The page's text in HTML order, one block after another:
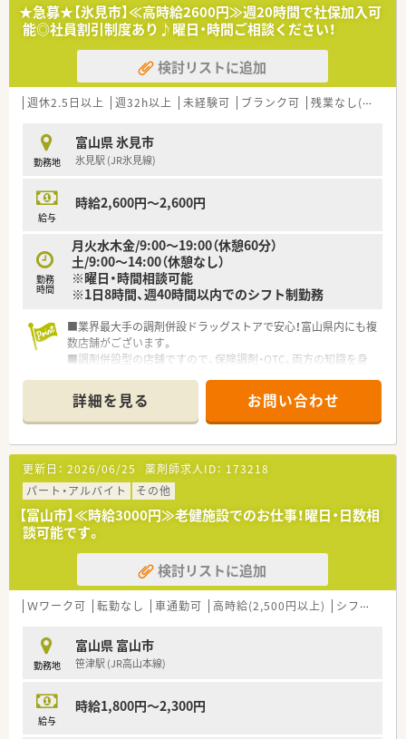
★急募★【氷見市】≪高時給2600円≫週20時間で社保加入可
能◎社員割引制度あり♪曜日・時間ご相談ください！
検討リストに追加
週休2.5日以上 週32h以上 未経験可 ブランク可 残業なし(ほぼなし含む)
勤務地
富山県 氷見市
氷見駅 (JR氷見線)
給与
時給2,600円～2,600円
勤務
時間
月火水木金/9:00～19:00（休憩60分）
土/9:00～14:00（休憩なし）
※曜日・時間相談可能
※1日8時間、週40時間以内でのシフト制勤務
■業界最大手の調剤併設ドラッグストアで安心！富山県内にも複
数店舗がございます。
■調剤併設型の店舗ですので、保険調剤・OTC、両方の知識を身
■曜日・時間のご相談可能なパート薬剤師様の募集！週20時間か
ら社会保険にご加入いただけます。
詳細を見る お問い合わせ
更新日： 2026/06/25 薬剤師求人ID： 173218
パート・アルバイト
その他
【富山市】≪時給3000円≫老健施設でのお仕事！曜日・日数相
談可能です。
検討リストに追加
Ｗワーク可 転勤なし 車通勤可 高時給(2,500円以上) シフト制
勤務地
富山県 富山市
笹津駅 (JR高山本線)
給与
時給1,800円～2,300円